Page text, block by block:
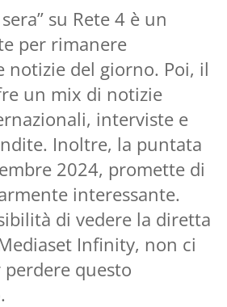
su Rete 4 è un
per rimanere
notizie del giorno. Poi, il
un mix di notizie
interviste e
Inoltre, la puntata
2024, promette di
interessante.
di vedere la diretta
Infinity, non ci
perdere questo